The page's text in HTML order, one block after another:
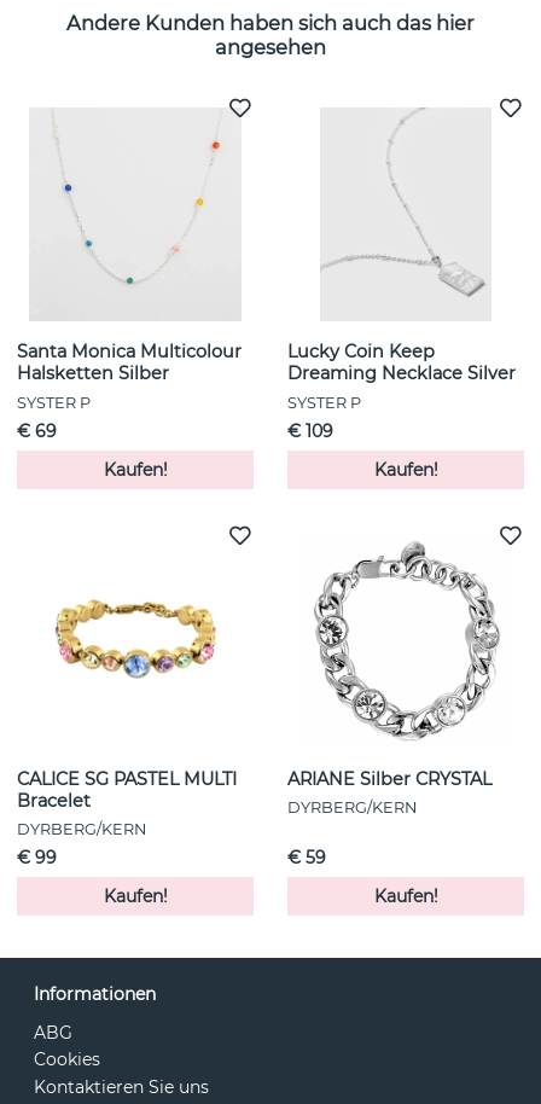
Andere Kunden haben sich auch das hier
angesehen
Santa Monica Multicolour
Halsketten Silber
SYSTER P
€ 69
Kaufen!
Lucky Coin Keep
Dreaming Necklace Silver
SYSTER P
€ 109
Kaufen!
CALICE SG PASTEL MULTI
Bracelet
DYRBERG/KERN
€ 99
Kaufen!
ARIANE Silber CRYSTAL
DYRBERG/KERN
€ 59
Kaufen!
Informationen
ABG
Cookies
Kontaktieren Sie uns